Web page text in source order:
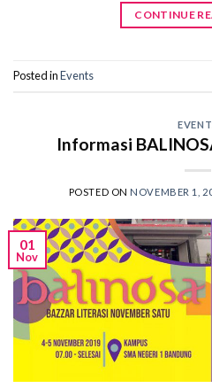
CONTINUE
Posted inEvents
Informasi
POSTED ON NOVEMBER 1,
01
Nov